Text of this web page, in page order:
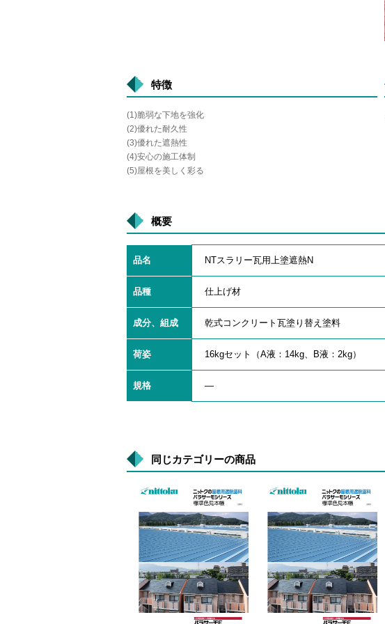
特徴
(1)脆弱な下地を強化
(2)優れた耐久性
(3)優れた遮熱性
(4)安心の施工体制
(5)屋根を美しく彩る
概要
品名 NTスラリー瓦用上塗遮熱N
品種 仕上げ材
成分、組成 乾式コンクリート瓦塗り替え塗料
荷姿 16kgセット（A液：14kg、B液：2kg）
規格 ―
同じカテゴリーの商品